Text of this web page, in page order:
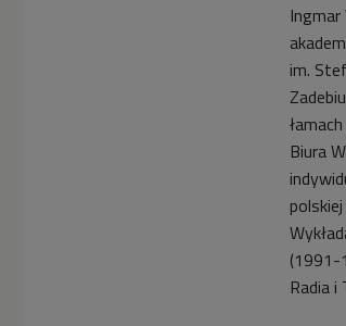
im.
Biura
(1991-
Radia